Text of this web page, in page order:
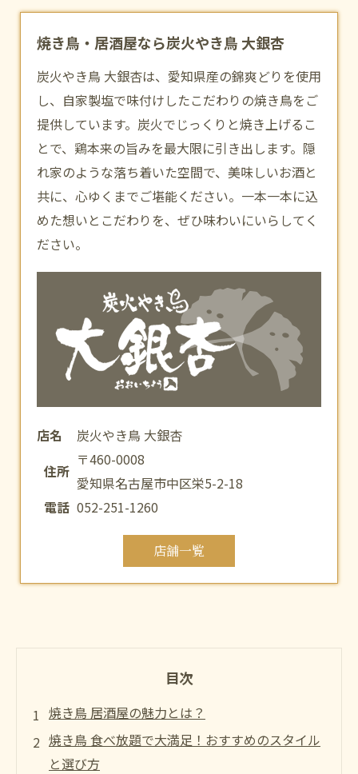
焼き鳥・居酒屋なら炭火やき鳥 大銀杏
炭火やき鳥 大銀杏は、愛知県産の錦爽どりを使用
し、自家製塩で味付けしたこだわりの焼き鳥をご
提供しています。炭火でじっくりと焼き上げるこ
とで、鶏本来の旨みを最大限に引き出します。隠
れ家のような落ち着いた空間で、美味しいお酒と
共に、心ゆくまでご堪能ください。一本一本に込
めた想いとこだわりを、ぜひ味わいにいらしてく
ださい。
店名
炭火やき鳥 大銀杏
住所
〒460-0008
愛知県名古屋市中区栄5-2-18
電話 052-251-1260
店舗一覧
目次
焼き鳥 居酒屋の魅力とは？
焼き鳥 食べ放題で大満足！おすすめのスタイル
と選び方